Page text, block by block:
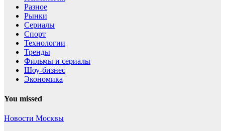
Разное
Рынки
Сериалы
Спорт
Технологии
Тренды
Фильмы и сериалы
Шоу-бизнес
Экономика
You missed
Новости Москвы